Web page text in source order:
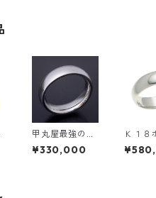
甲丸屋最強の結
婚指輪「極（き
わみ）甲丸 ty
¥330,000
Ｋ１８
ゴール
ｍ幅・